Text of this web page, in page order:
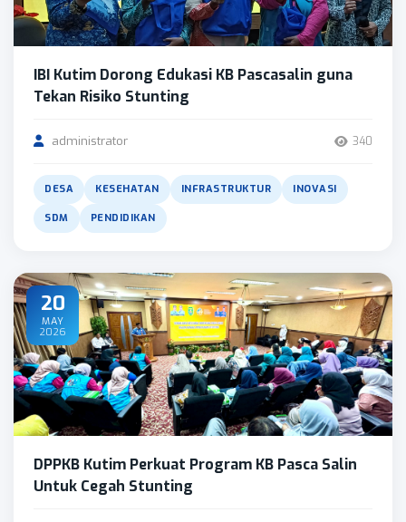
IBI Kutim Dorong Edukasi KB Pascasalin guna
Tekan Risiko Stunting
administrator 340
DESA KESEHATAN INFRASTRUKTUR INOVASI
SDM PENDIDIKAN
20
MAY
2026
DPPKB Kutim Perkuat Program KB Pasca Salin
Untuk Cegah Stunting